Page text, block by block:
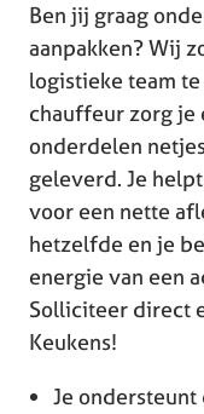
Ben jij graag
aanpakken? Wij
logistieke team
chauffeur zorg je
onderdelen
geleverd. Je
voor een nette
hetzelfde en je
energie van een
Solliciteer direct
Keukens!
Je